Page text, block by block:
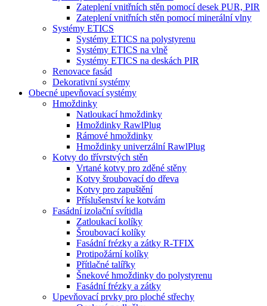
Zateplení vnitřních stěn pomocí desek PUR, PIR
Zateplení vnitřních stěn pomocí minerální vlny
Systémy ETICS
Systémy ETICS na polystyrenu
Systémy ETICS na vlně
Systémy ETICS na deskách PIR
Renovace fasád
Dekorativní systémy
Obecné upevňovací systémy
Hmoždinky
Natloukací hmoždinky
Hmoždinky RawlPlug
Rámové hmoždinky
Hmoždinky univerzální RawlPlug
Kotvy do třívrstvých stěn
Vrtané kotvy pro zděné stěny
Kotvy šroubovací do dřeva
Kotvy pro zapuštění
Příslušenství ke kotvám
Fasádní izolační svítidla
Zatloukací kolíky
Šroubovací kolíky
Fasádní frézky a zátky R-TFIX
Protipožární kolíky
Přítlačné talířky
Šnekové hmoždinky do polystyrenu
Fasádní frézky a zátky
Upevňovací prvky pro ploché střechy